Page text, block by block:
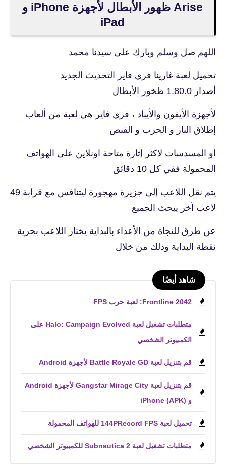
Arise ظهور الأبطال لأجهزة iPhone و
iPad
اللهم صل وسلم وبارك على سيدنا محمد
تحميل لعبة غارينا فري فاير التحديث الجديد
أصدار 1.80.0 ظخور الأبطال
لأجهزة الأيفون والأيباد ، فري فاير هي لعبة من ألعاب
إطلاق النار و الحرب و القنص
او المسدسات لاكثر إثارة متاحة اونلاين على الهواتف
المحمولة ففي كل 10 دقائق
يتم نقل اللاعب إلى جزيرة مهجورة ليتنافس مع قرابة 49
لاعب آخر يبحث الجميع
عن طرق للنجاة من الأعداء بالبداية يختار اللاعب بحرية
نقطة البداية وذلك من خلال
شاهد أيضًا
Frontline 2042: لعبة حرب FPS
متطلبات تشغيل لعبة Halo: Campaign Evolved على
الكمبيوتر الشخصي
قم بتنزيل لعبة Battle Royale GD لأجهزة Android
قم بتنزيل لعبة Gangstar Mirage City لأجهزة Android
و iPhone (APK)
تحميل لعبة 144PRecord FPS للهواتف المحمولة
متطلبات تشغيل لعبة Subnautica 2 للكمبيوتر الشخصي